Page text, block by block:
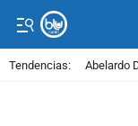
Tendencias: Abelardo